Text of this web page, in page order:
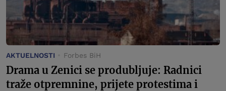
AKTUELNOSTI Forbes BiH
Drama u Zenici se produbljuje: Radnici
traže otpremnine, prijete protestima i